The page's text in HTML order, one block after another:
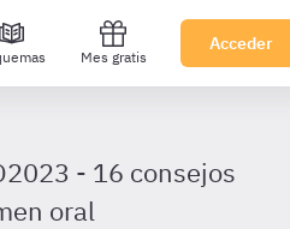
Mes gratis
Acceder
- 16 consejos
oral